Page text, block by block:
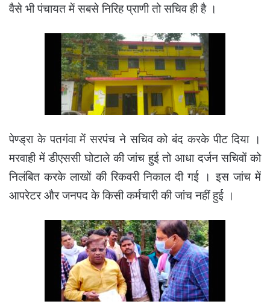
वैसे भी पंचायत में सबसे निरिह प्राणी तो सचिव ही है ।
पेण्ड्रा के पतगंवा में सरपंच ने सचिव को बंद करके पीट दिया ।
मरवाही में डीएससी घोटाले की जांच हुई तो आधा दर्जन सचिवों को
निलंबित करके लाखों की रिकवरी निकाल दी गई । इस जांच में
आपरेटर और जनपद के किसी कर्मचारी की जांच नहीं हुई ।